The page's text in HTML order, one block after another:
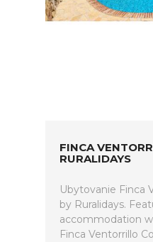
FINCA
RURALIDAYS
Ubytovanie Finca
by Ruralidays.
accommodation
Finca Ventorrillo